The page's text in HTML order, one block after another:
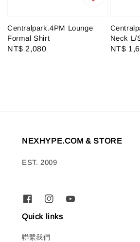
Centralpark.4PM Lounge
Formal Shirt
Regular
NT$ 2,080
Neck L/
Regular
NT$
NEXHYPE.COM & STORE
EST. 2009
Quick links
聯繫我們